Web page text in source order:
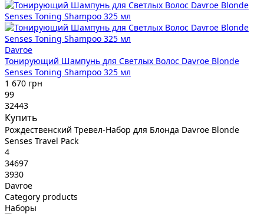
Davroe
Тонирующий Шампунь для Светлых Волос Davroe Blonde
Senses Toning Shampoo 325 мл
1 670 грн
99
32443
Купить
Рождественский Тревел-Набор для Блонда Davroe Blonde
Senses Travel Pack
4
34697
3930
Davroe
Category products
Наборы